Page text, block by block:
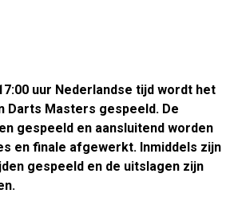
uur Nederlandse tijd wordt het
Darts Masters gespeeld. De
gespeeld en aansluitend worden
en finale afgewerkt. Inmiddels zijn
gespeeld en de uitslagen zijn